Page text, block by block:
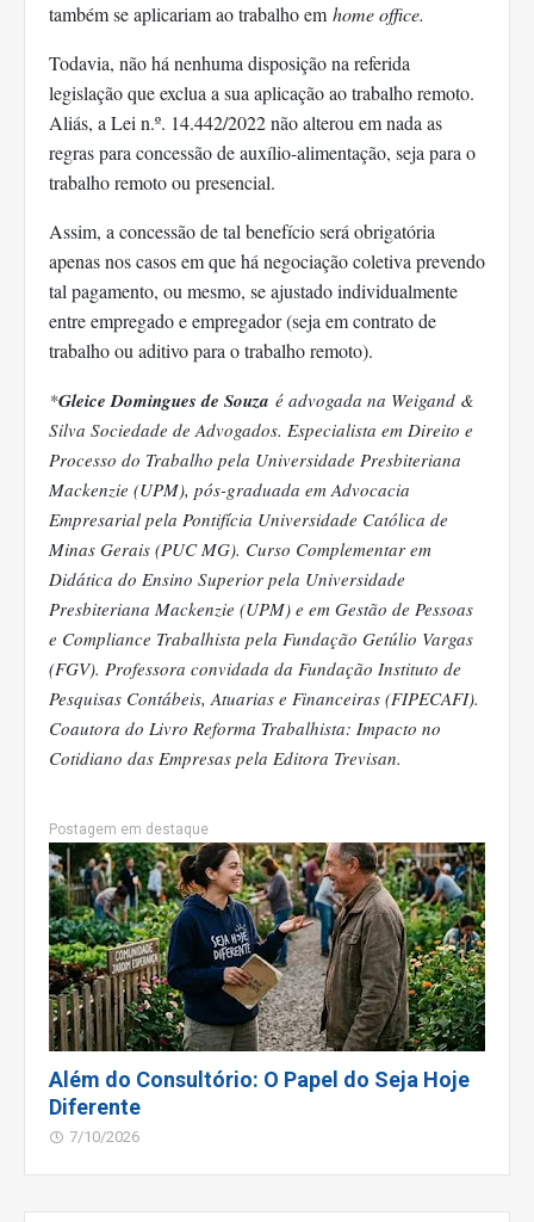
também se aplicariam ao trabalho em home office.
Todavia, não há nenhuma disposição na referida
legislação que exclua a sua aplicação ao trabalho remoto.
Aliás, a Lei n.º. 14.442/2022 não alterou em nada as
regras para concessão de auxílio-alimentação, seja para o
trabalho remoto ou presencial.
Assim, a concessão de tal benefício será obrigatória
apenas nos casos em que há negociação coletiva prevendo
tal pagamento, ou mesmo, se ajustado individualmente
entre empregado e empregador (seja em contrato de
trabalho ou aditivo para o trabalho remoto).
*Gleice Domingues de Souza é advogada na Weigand &
Silva Sociedade de Advogados. Especialista em Direito e
Processo do Trabalho pela Universidade Presbiteriana
Mackenzie (UPM), pós-graduada em Advocacia
Empresarial pela Pontifícia Universidade Católica de
Minas Gerais (PUC MG). Curso Complementar em
Didática do Ensino Superior pela Universidade
Presbiteriana Mackenzie (UPM) e em Gestão de Pessoas
e Compliance Trabalhista pela Fundação Getúlio Vargas
(FGV). Professora convidada da Fundação Instituto de
Pesquisas Contábeis, Atuarias e Financeiras (FIPECAFI).
Coautora do Livro Reforma Trabalhista: Impacto no
Cotidiano das Empresas pela Editora Trevisan.
Postagem em destaque
Além do Consultório: O Papel do Seja Hoje
Diferente
7/10/2026